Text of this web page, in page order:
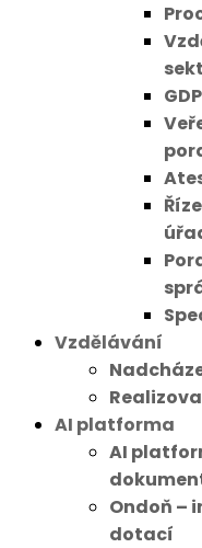
Vzdělávání
AI platforma
AI
Ondoň –
dotací